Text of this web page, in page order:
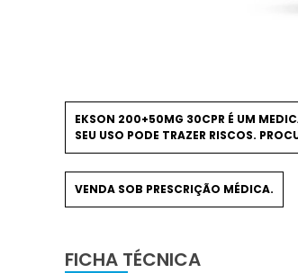
EKSON 200+50MG 30CPR É UM
SEU USO PODE TRAZER RISCOS.
VENDA SOB PRESCRIÇÃO MÉDICA.
FICHA TÉCNICA